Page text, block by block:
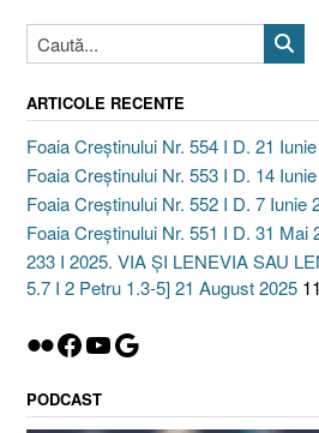
ARTICOLE RECENTE
Foaia Creștinului Nr. 554 I D. 21
Foaia Creștinului Nr. 553 I D. 14
Foaia Creștinului Nr. 552 I D. 7 Iunie
Foaia Creștinului Nr. 551 I D. 31 Mai
233 I 2025. VIA ȘI LENEVIA SAU
5.7 I 2 Petru 1.3-5] 21 August 2025
Flickr
Facebook
YouTube
Google
PODCAST